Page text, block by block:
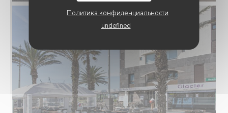
Политика конфиденциальности
undefined